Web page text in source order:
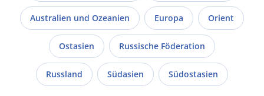
Australien und Ozeanien Europa Orient
Ostasien Russische Föderation
Russland Südasien Südostasien